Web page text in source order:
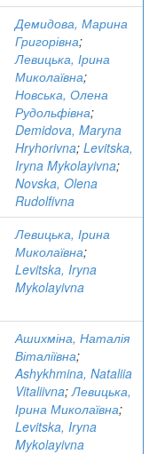
Демидова, Марина
Григорівна;
Левицька, Ірина
Миколаївна;
Новська, Олена
Рудольфівна;
Demidova, Maryna
Hryhorivna; Levitska,
Iryna Mykolayivna;
Novska, Olena
Rudolfivna
Левицька, Ірина
Миколаївна;
Levitska, Iryna
Mykolayivna
Ашихміна, Наталія
Віталіївна;
Ashykhmina, Nataliia
Vitaliivna;Левицька,
Ірина Миколаївна;
Levitska, Iryna
Mykolayivna